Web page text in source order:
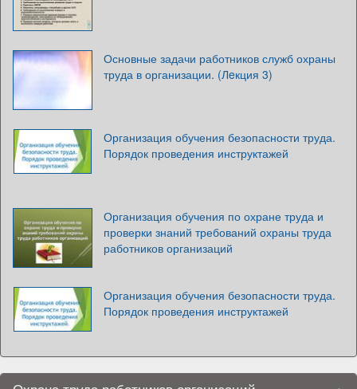
Основные задачи работников служб охраны
труда в организации. (Лeкция 3)
Организация обучения безопасности труда.
Порядок проведения инструктажей
Организация обучения по охране труда и
проверки знаний требований охраны труда
работников организаций
Организация обучения безопасности труда.
Порядок проведения инструктажей